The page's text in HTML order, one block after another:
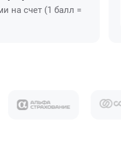
на счет (1 балл =